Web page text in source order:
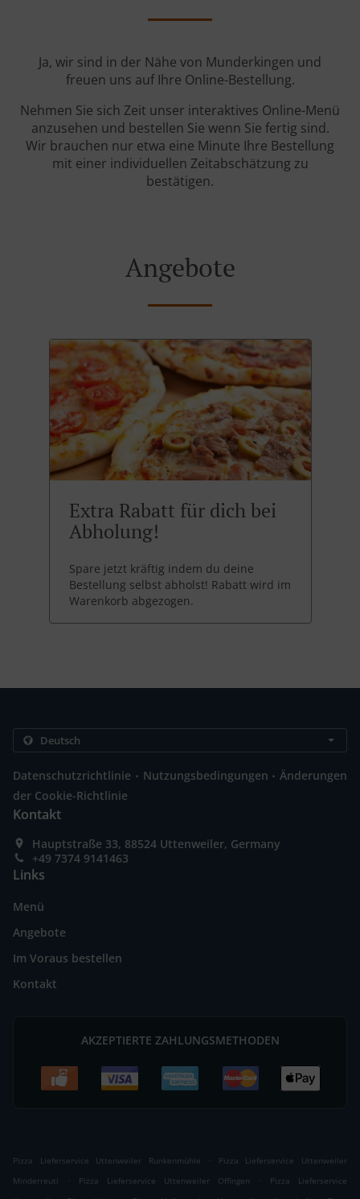
Ja, wir sind in der Nähe von Munderkingen und
freuen uns auf Ihre Online-Bestellung.
Nehmen Sie sich Zeit unser interaktives Online-Menü
anzusehen und bestellen Sie wenn Sie fertig sind.
Wir brauchen nur etwa eine Minute Ihre Bestellung
mit einer individuellen Zeitabschätzung zu
bestätigen.
Angebote
Extra Rabatt für dich bei
Abholung!
Spare jetzt kräftig indem du deine
Bestellung selbst abholst! Rabatt wird im
Warenkorb abgezogen.
Datenschutzrichtlinie . Nutzungsbedingungen . Änderungen
der Cookie-Richtlinie
Kontakt
Hauptstraße 33, 88524 Uttenweiler, Germany
+49 7374 9141463
Links
Menü
Angebote
Im Voraus bestellen
Kontakt
AKZEPTIERTE ZAHLUNGSMETHODEN
Pizza Lieferservice Uttenweiler Runkenmühle .
Pizza Lieferservice Uttenweiler
Minderreuti
. Pizza Lieferservice Uttenweiler Offingen .
Pizza Lieferservice